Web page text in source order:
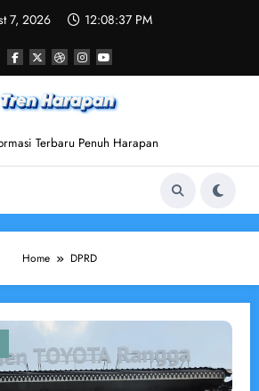
7, 2026 12:08:37 PM
Terbaru Penuh Harapan
Home DPRD